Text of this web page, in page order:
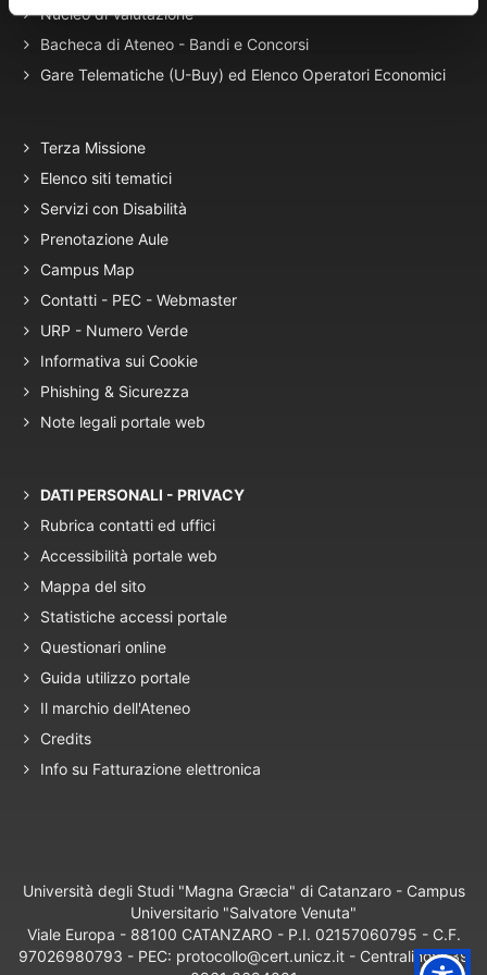
Nucleo di Valutazione
Bacheca di Ateneo - Bandi e Concorsi
Gare Telematiche (U-Buy) ed Elenco Operatori Economici
Terza Missione
Elenco siti tematici
Servizi con Disabilità
Prenotazione Aule
Campus Map
Contatti - PEC - Webmaster
URP - Numero Verde
Informativa sui Cookie
Phishing & Sicurezza
Note legali portale web
DATI PERSONALI - PRIVACY
Rubrica contatti ed uffici
Accessibilità portale web
Mappa del sito
Statistiche accessi portale
Questionari online
Guida utilizzo portale
Il marchio dell'Ateneo
Credits
Info su Fatturazione elettronica
Università degli Studi "Magna Græcia" di Catanzaro - Campus
Universitario "Salvatore Venuta"
Viale Europa - 88100 CATANZARO - P.I. 02157060795 - C.F.
97026980793 - PEC: protocollo@cert.unicz.it - Centralino: +39